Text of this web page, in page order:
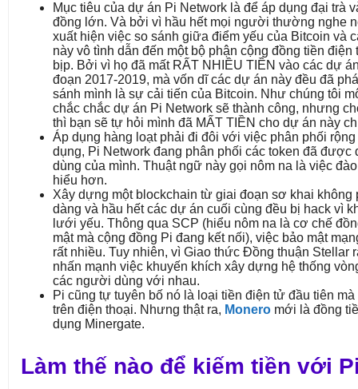
Mục tiêu của dự án Pi Network là để áp dụng đại trà
đồng lớn. Và bởi vì hầu hết mọi người thường nghe
xuất hiện việc so sánh giữa điểm yếu của Bitcoin và
này vô tình dẫn đến một bộ phận cộng đồng tiền
bịp. Bởi vì họ đã mất RẤT NHIỀU TIỀN vào các dự
đoạn 2017-2019, mà vốn dĩ các dự án này đều đã
sánh mình là sự cải tiến của Bitcoin. Như chúng tôi
chắc chắc dự án Pi Network sẽ thành công, nhưng
thì bạn sẽ tự hỏi mình đã MẤT TIỀN cho dự án này
Áp dụng hàng loạt phải đi đôi với việc phân phối
dụng, Pi Network đang phân phối các token đã được
dùng của mình. Thuật ngữ này gọi nôm na là việc
hiểu hơn.
Xây dựng một blockchain từ giai đoạn sơ khai không
dàng và hầu hết các dự án cuối cùng đều bị hack vì
lưới yếu. Thông qua SCP (hiểu nôm na là cơ chế
mật mà cộng đồng Pi đang kết nối), việc bảo mật
rất nhiều. Tuy nhiên, vì Giao thức Đồng thuận Stellar
nhấn mạnh việc khuyến khích xây dựng hệ thống
các người dùng với nhau.
Pi cũng tự tuyên bố nó là loại tiền điện tử đầu tiên
trên điện thoại. Nhưng thật ra, Monero mới là đồng
dụng Minergate.
Làm thế nào để kiếm tiền với